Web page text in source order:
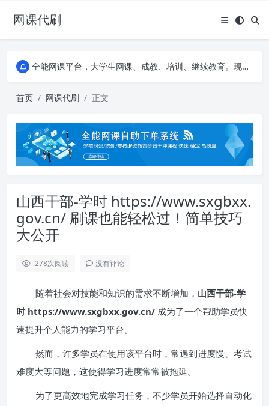
网课代刷
AI论文写作平台，根据真实文献内容生成论文
全能网课平台，大学生网课、成教、培训、继续教育。现已接入代刷代考项目3000+
全能网课平台，大学生网课、成教、培训、继续教育。现已接入代刷代考项目3000+
首页 网课代刷 正文
山西干部-学时 https://www.sxgbxx.
gov.cn/ 刷课也能轻松过！简单技巧
大公开
278次阅读 没有评论
随着社会对技能和知识的需求不断增加， 山西干部-学
时 https://www.sxgbxx.gov.cn/ 成为了一个帮助学员快
速提升个人能力的学习平台。
然而，许多学员在使用该平台时，常遇到进度慢、考试
难度大等问题，这使得学习进度常常被拖延。
为了更高效地完成学习任务，不少学员开始选择自动化